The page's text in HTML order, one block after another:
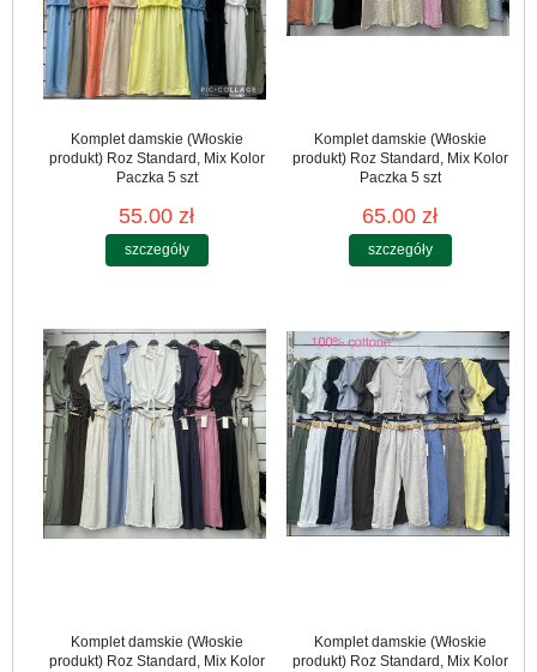
Komplet damskie (Włoskie
produkt) Roz Standard, Mix Kolor
Paczka 5 szt
55.00 zł
szczegóły
Komplet damskie (Włoskie
produkt) Roz Standard, Mix Kolor
Paczka 5 szt
65.00 zł
szczegóły
Komplet damskie (Włoskie
produkt) Roz Standard, Mix Kolor
Komplet damskie (Włoskie
produkt) Roz Standard, Mix Kolor